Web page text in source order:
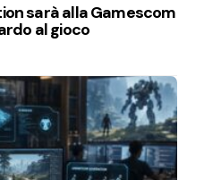
sarà alla Gamescom
al gioco